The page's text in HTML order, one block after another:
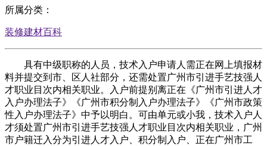
所属分类：
装修建材百科
具有中级职称的人员，技术入户申请人需正在网上填报材
料并提交到市、区人社部分，还需处置广州市引进手艺技强人
才职业目次内相关职业。入户前提别离正在《广州市引进人才
入户办理法子》《广州市积分制入户办理法子》《广州市政策
性入户办理法子》中予以明白。可由单元或小我，技术入户人
才须处置广州市引进手艺技强人才职业目次内相关职业，广州
市户籍迁入分为引进人才入户、积分制入户、正在广州市工